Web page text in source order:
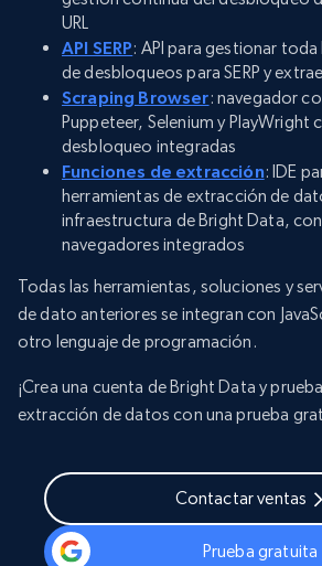
URL
API SERP: API para gestionar
de desbloqueos para SERP y
Scraping Browser: navegador
Puppeteer, Selenium y PlayWright
desbloqueo integradas
Funciones de extracción: IDE
herramientas de extracción de
infraestructura de Bright Data,
navegadores integrados
Todas las herramientas, soluciones y
de dato anteriores se integran con
otro lenguaje de programación.
¡Crea una cuenta de Bright Data y
extracción de datos con una prueba
Contactar ventas
Prueba gratuita